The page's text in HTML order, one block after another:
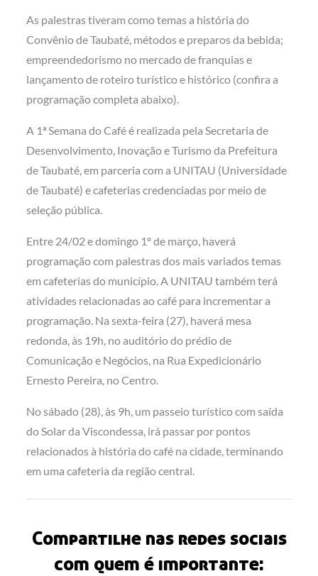
As palestras tiveram como temas a história do
Convênio de Taubaté, métodos e preparos da bebida;
empreendedorismo no mercado de franquias e
lançamento de roteiro turístico e histórico (confira a
programação completa abaixo).
A 1ª Semana do Café é realizada pela Secretaria de
Desenvolvimento, Inovação e Turismo da Prefeitura
de Taubaté, em parceria com a UNITAU (Universidade
de Taubaté) e cafeterias credenciadas por meio de
seleção pública.
Entre 24/02 e domingo 1º de março, haverá
programação com palestras dos mais variados temas
em cafeterias do município. A UNITAU também terá
atividades relacionadas ao café para incrementar a
programação. Na sexta-feira (27), haverá mesa
redonda, às 19h, no auditório do prédio de
Comunicação e Negócios, na Rua Expedicionário
Ernesto Pereira, no Centro.
No sábado (28), às 9h, um passeio turístico com saída
do Solar da Viscondessa, irá passar por pontos
relacionados à história do café na cidade, terminando
em uma cafeteria da região central.
Compartilhe nas redes sociais
com quem é importante: